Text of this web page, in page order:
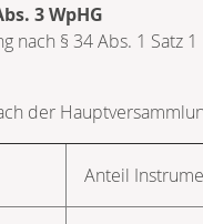
3 WpHG
nach § 34 Abs. 1 Satz
der
Anteil